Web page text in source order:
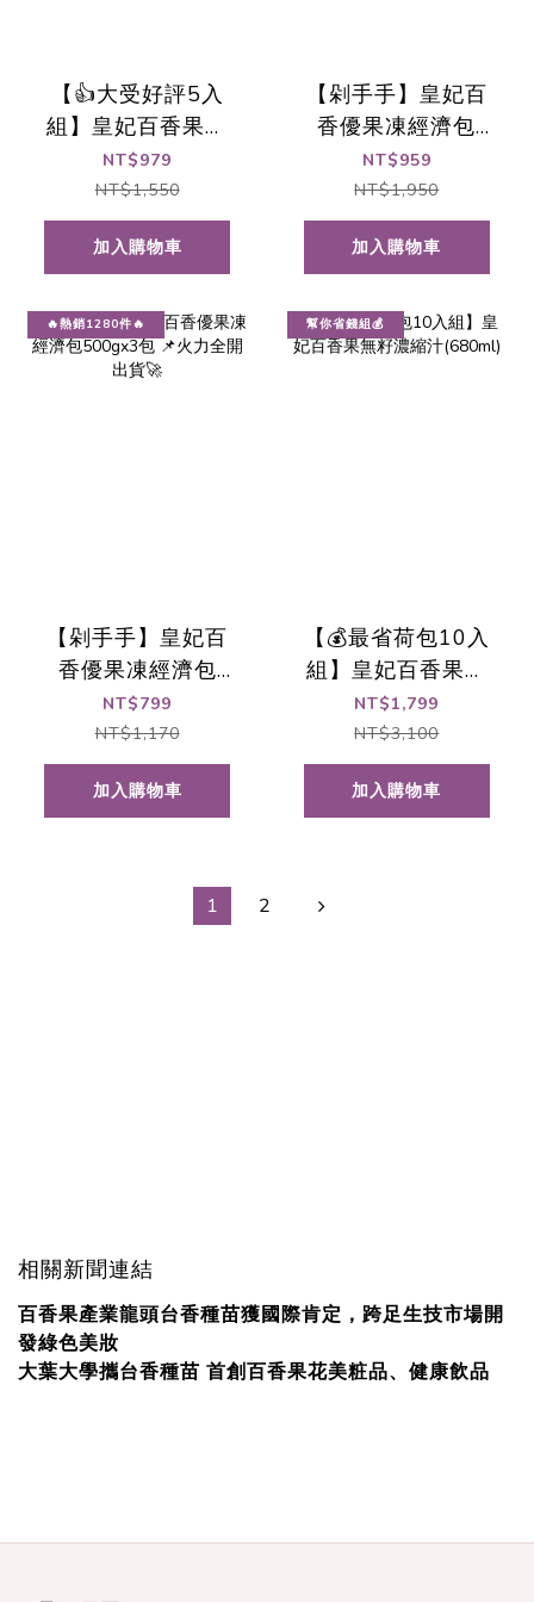
【👍大受好評5入
組】皇妃百香果無
籽濃縮汁(680ml)
NT$979
NT$1,550
加入購物車
【剁手手】皇妃百
香優果凍經濟包
500gx5包 📌熱銷
出貨中🚀
NT$959
NT$1,950
加入購物車
🔥熱銷1280件🔥
【剁手手】皇妃百
香優果凍經濟包
500gx3包 📌火力
全開出貨🚀
NT$799
NT$1,170
加入購物車
幫你省錢組💰
【💰最省荷包10入
組】皇妃百香果無
籽濃縮汁(680ml)
NT$1,799
NT$3,100
加入購物車
1 2
相關新聞連結
百香果產業龍頭台香種苗獲國際肯定，跨足生技市場開
發綠色美妝
大葉大學攜台香種苗 首創百香果花美粧品、健康飲品